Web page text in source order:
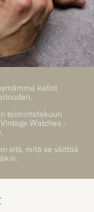
kellot
toimintatakuun
Watches -
sitä, mitä se väittää